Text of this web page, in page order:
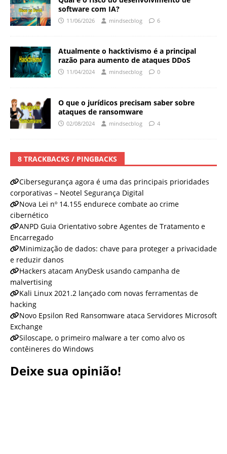
software com IA?
11/06/2026 mindsecblog 6
Atualmente o hacktivismo é a principal
razão para aumento de ataques DDoS
11/04/2024 mindsecblog 0
O que o jurídicos precisam saber sobre
ataques de ransomware
02/08/2024 mindsecblog 4
8 TRACKBACKS / PINGBACKS
Cibersegurança agora é uma das principais prioridades
corporativas – Neotel Segurança Digital
Nova Lei nº 14.155 endurece combate ao crime
cibernético
ANPD Guia Orientativo sobre Agentes de Tratamento e
Encarregado
Minimização de dados: chave para proteger a privacidade
e reduzir danos
Hackers atacam AnyDesk usando campanha de
malvertising
Kali Linux 2021.2 lançado com novas ferramentas de
hacking
Novo Epsilon Red Ransomware ataca Servidores Microsoft
Exchange
Siloscape, o primeiro malware a ter como alvo os
contêineres do Windows
Deixe sua opinião!